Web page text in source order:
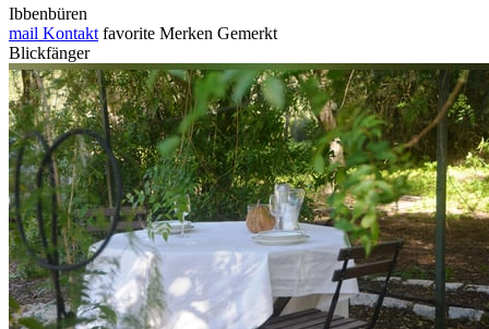
Ibbenbüren
mail Kontakt favorite Merken Gemerkt
Blickfänger